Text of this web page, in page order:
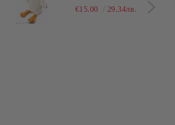
гушлива€15.00 29.34лв.